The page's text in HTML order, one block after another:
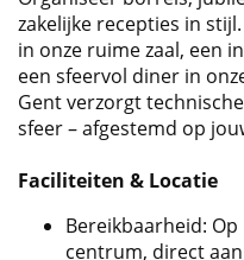
zakelijke recepties in
in onze ruime zaal, een
een sfeervol diner in
Gent verzorgt
sfeer – afgestemd op
Faciliteiten & Locatie
Bereikbaarheid:
centrum, direct